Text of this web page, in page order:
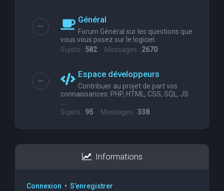
Général
Forum Général sur les questions que
vous vous posez sur le logiciel.
Sujets : 582Messages : 2670
Espace développeurs
Contribuer au projet de part vos
connaissances: PHP, HTML, CSS, SQL, JS
....
Sujets : 95 Messages : 338
Informations
Connexion • S’enregistrer